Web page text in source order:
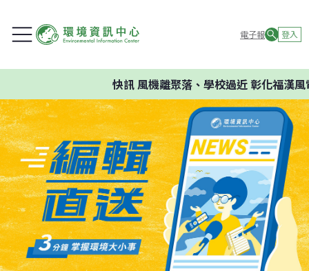
電子報 登入
快訊風機離聚落、學校過近 彰化福漢風